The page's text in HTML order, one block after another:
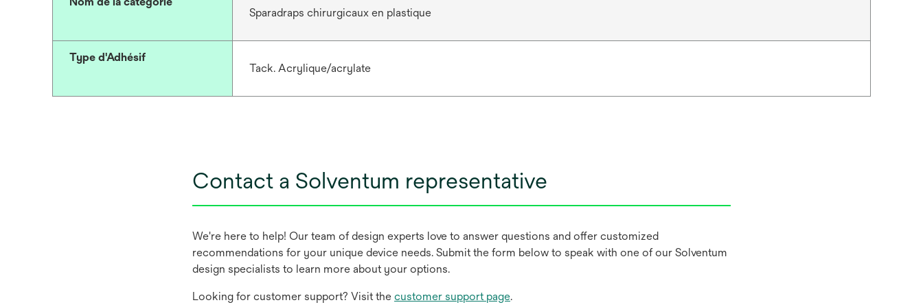
Sparadraps chirurgicaux en plastique
Type d'Adhésif
Tack. Acrylique/acrylate
Contact a Solventum representative
We're here to help! Our team of design experts love to answer questions and offer customized
recommendations for your unique device needs. Submit the form below to speak with one of our Solventum
design specialists to learn more about your options.
Looking for customer support? Visit the customer support page.